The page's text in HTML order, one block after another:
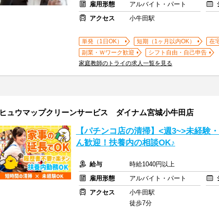
雇用形態
アルバイト・パート
アクセス
小牛田駅
単発（1日OK） 短期（1ヶ月以内OK）
在
副業・Ｗワーク歓迎
シフト自由・自己申告
家庭教師のトライの求人一覧を見る
ヒュウマップクリーンサービス ダイナム宮城小牛田店
【パチンコ店の清掃】<週3~>未経験
ん歓迎！扶養内の相談OK♪
給与
時給1040円以上
雇用形態
アルバイト・パート
アクセス
小牛田駅
徒歩7分